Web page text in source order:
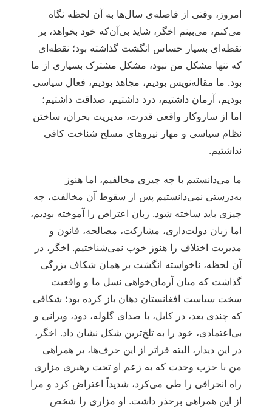
امروز، وقتی از فاصله‌ی سال‌ها به آن لحظه نگاه
می‌کنم، می‌بینم اخگر، شاید بی‌آن‌که خود بخواهد، بر
نقطه‌ای بسیار حساس انگشت گذاشته بود؛ نقطه‌ای
که تنها مشکل من نبود، مشکل مشترک بسیاری از ما
بود. ما مقاله‌نویس بودیم، مجاهد بودیم، فعال سیاسی
بودیم، آرمان داشتیم، درد داشتیم، صداقت داشتیم؛
اما از سازوکار واقعی قدرت، مدیریت بحران، ساختن
نظام سیاسی و مهار نیروهای مسلح شناخت کافی
نداشتیم.
ما می‌دانستیم با چه چیزی مخالفیم، اما هنوز
به‌درستی نمی‌دانستیم پس از سقوط آن مخالفت، چه
چیزی باید ساخته شود. زبان اعتراض را آموخته بودیم،
اما زبان دولت‌داری، مشارکت، مصالحه، قانون و
مدیریت اختلاف را هنوز خوب نمی‌شناختیم. اخگر، در
آن لحظه، ناخواسته انگشت بر همان شکاف بزرگی
گذاشت که میان آرمان‌خواهی نسل ما و واقعیت
سخت سیاست افغانستان دهان باز کرده بود؛ شکافی
که چندی بعد، در کابل، با صدای گلوله، دود، ویرانی و
بی‌اعتمادی، خود را به تلخ‌ترین شکل نشان داد. اخگر،
در این دیدار، البته فراتر از این حرف‌ها، بر همراهی
من با حزب وحدت که به زعم او تحت رهبری مزاری
راه انحرافی را طی می‌کرد، شدیداً اعتراض کرد و مرا
از این همراهی برحذر داشت. او مزاری را شخص